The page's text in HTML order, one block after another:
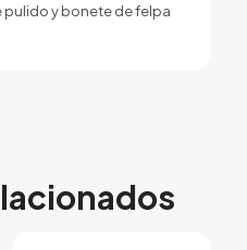
pulido y bonete de felpa